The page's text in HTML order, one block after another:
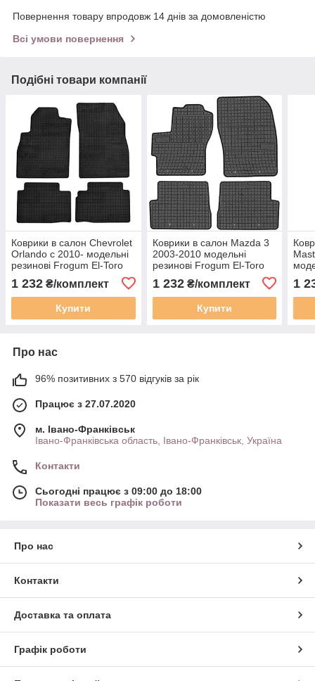
Повернення товару впродовж 14 днів за домовленістю
Всі умови повернення
Подібні товари компанії
Коврики в салон Chevrolet
Orlando c 2010- модельні
резинові Frogum El-Toro
1 232 ₴/комплект
Купити
Коврики в салон Mazda 3
2003-2010 модельні
резинові Frogum El-Toro
1 232₴/комплект
Купити
1
Про нас
96% позитивних з 570 відгуків за рік
Працює з 27.07.2020
м. Івано-Франківськ
Івано-Франківська область, Івано-Франківськ, Україна
Контакти
Сьогодні працює з 09:00 до 18:00
Показати весь графік роботи
Про нас
Контакти
Доставка та оплата
Графік роботи